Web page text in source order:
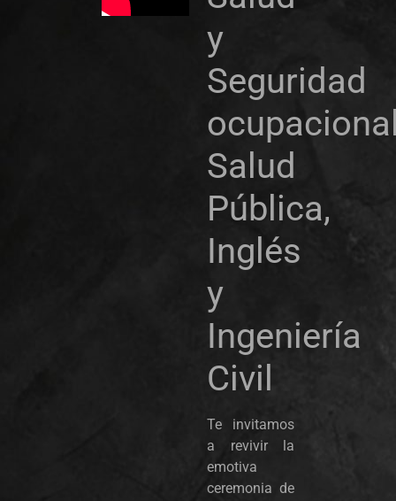
y
Seguridad
Salud
Pública,
Inglés
y
Ingeniería
Civil
Te invitamos
a revivir la
emotiva
ceremonia de